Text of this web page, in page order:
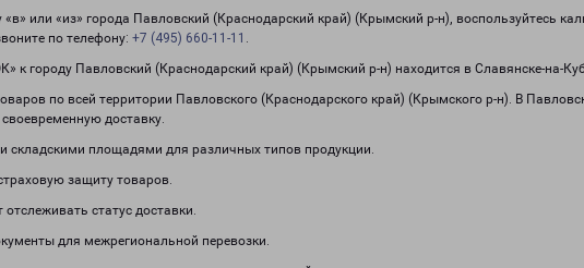
или «из» города Павловский (Краснодарский край) (Крымский р-н), воспользуйтесь
по телефону: +7 (495) 660-11-11 .
к городу Павловский (Краснодарский край) (Крымский р-н) находится в Славянске-на-
по всей территории Павловского (Краснодарского край) (Крымского р-н). В
доставку.
складскими площадями для различных типов продукции.
защиту товаров.
статус доставки.
для межрегиональной перевозки.